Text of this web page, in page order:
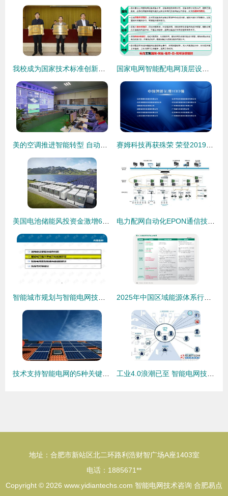
地址：合肥市新站区北二环路利浩财智广场A座1403室
电话：1885671**
Copyright © 2026 www.yidiantechs.com 智能电网技术咨询 合肥易点